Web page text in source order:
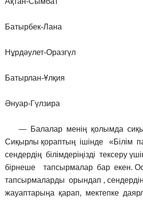
Батырбек-Лана
Нұрдәулет-Оразгүл
Батырлан-Ұлқия
Әнуар-Гүлзира
— Балалар менің қолымда
Сиқырлы қораптың ішінде «Білім
сендердің білімдеріңізді тексеру
бірнеше тапсырмалар бар екен.
тапсырмаларды орындап ,
жауаптарыңа қарап, мектепке